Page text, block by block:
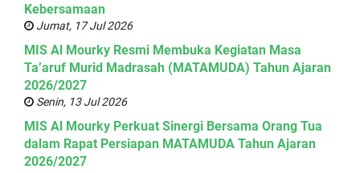
Kebersamaan
Jumat, 17 Jul 2026
MIS Al Mourky Resmi Membuka Kegiatan Masa
Ta’aruf Murid Madrasah (MATAMUDA) Tahun Ajaran
2026/2027
Senin, 13 Jul 2026
MIS Al Mourky Perkuat Sinergi Bersama Orang Tua
dalam Rapat Persiapan MATAMUDA Tahun Ajaran
2026/2027